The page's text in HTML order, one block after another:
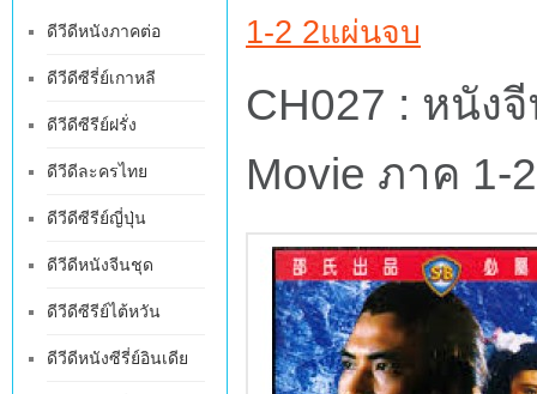
ดีวีดีหนังภาคต่อ
ดีวีดีซีรี่ย์เกาหลี
ดีวีดีซีรีย์ฝรั่ง
ดีวีดีละครไทย
ดีวีดีซีรีย์ญี่ปุ่น
ดีวีดีหนังจีนชุด
ดีวีดีซีรีย์ไต้หวัน
ดีวีดีหนังซีรี่ย์อินเดีย
1-2 2แผ่นจบ
CH027 : หนัง
Movie ภาค 1-